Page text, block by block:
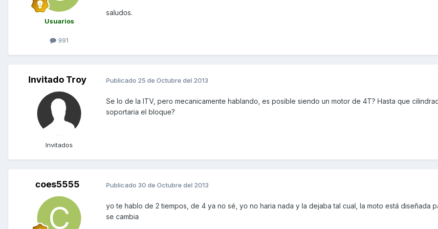
Usuarios
991
saludos.
Invitado Troy
Invitados
Publicado 25 de Octubre del 2013
Se lo de la ITV, pero mecanicamente hablando, es posible siendo un motor de 4T? Hasta que
soportaria el bloque?
coes5555 Publicado 30 de Octubre del 2013
yo te hablo de 2 tiempos, de 4 ya no sé, yo no haria nada y la dejaba tal cual, la moto está diseñada
se cambia